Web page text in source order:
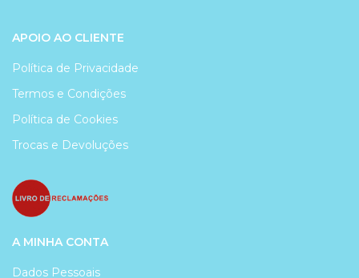
APOIO AO CLIENTE
Política de Privacidade
Termos e Condições
Política de Cookies
Trocas e Devoluções
A MINHA CONTA
Dados Pessoais